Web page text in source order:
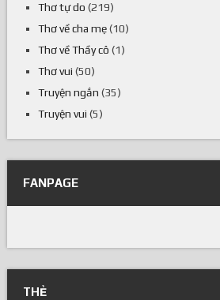
Thơ tự do (219)
Thơ về cha mẹ(10)
Thơ về Thầy cô (1)
Thơ vui (50)
Truyện ngắn (35)
Truyện vui (5)
FANPAGE
THẺ